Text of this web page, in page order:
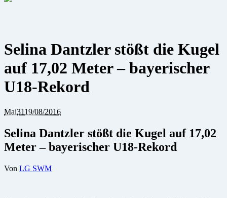
Selina Dantzler stößt die Kugel
auf 17,02 Meter – bayerischer
U18-Rekord
Mai3119/08/2016
Selina Dantzler stößt die Kugel auf 17,02
Meter – bayerischer U18-Rekord
Von LG SWM